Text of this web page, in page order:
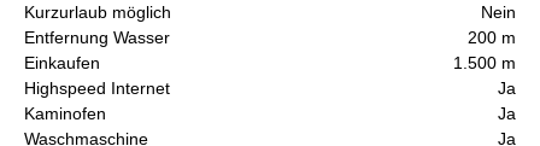
Kurzurlaub möglich
Nein
Entfernung Wasser
200 m
Einkaufen
1.500 m
Highspeed Internet
Ja
Kaminofen
Ja
Waschmaschine
Ja